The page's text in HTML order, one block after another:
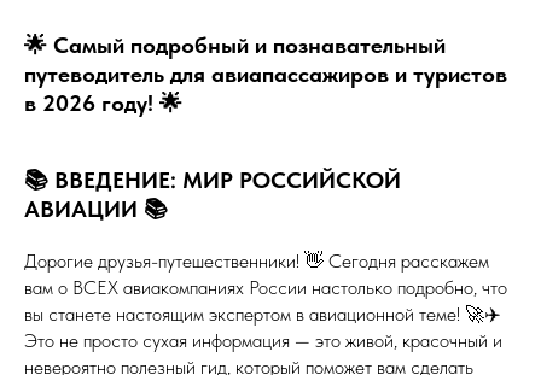
🌟 Самый подробный и познавательный
путеводитель для авиапассажиров и туристов
в 2026 году! 🌟
📚 ВВЕДЕНИЕ: МИР РОССИЙСКОЙ
АВИАЦИИ 📚
Дорогие друзья-путешественники! 👋 Сегодня расскажем
вам о ВСЕХ авиакомпаниях России настолько подробно, что
вы станете настоящим экспертом в авиационной теме! 🚀✈️
Это не просто сухая информация — это живой, красочный и
невероятно полезный гид, который поможет вам сделать